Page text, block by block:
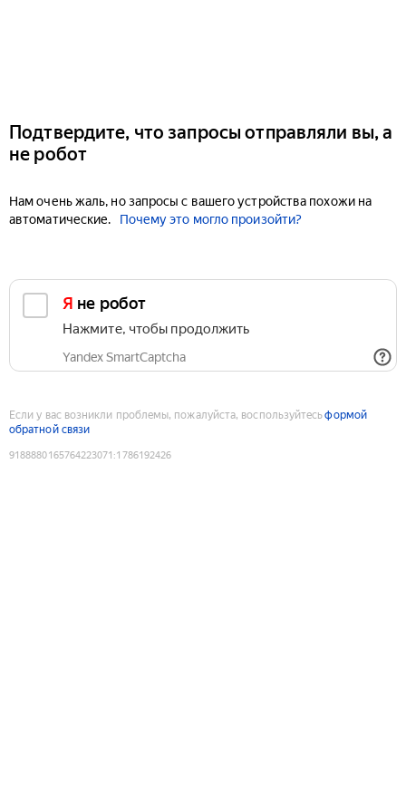
Подтвердите, что запросы отправляли вы, а
не робот
Нам очень жаль, но запросы с вашего устройства похожи на
автоматические.
Почему это могло произойти?
Я не робот
Нажмите, чтобы продолжить
Yandex SmartCaptcha
Если у вас возникли проблемы, пожалуйста, воспользуйтесьформой
обратной связи
9188880165764223071 :1786192426